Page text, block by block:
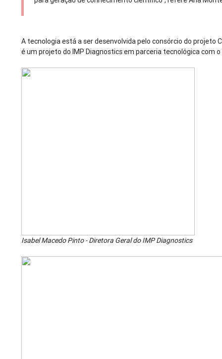
A tecnologia está a ser desenvolvida pelo consórcio do projeto
é um projeto do IMP Diagnostics em parceria tecnológica com
Isabel Macedo Pinto - Diretora Geral do IMP Diagnostics